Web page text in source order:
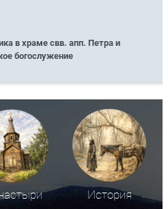
в храме свв. апп. Петра и
богослужение
История